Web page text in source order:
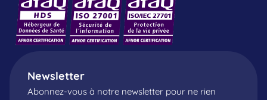
Newsletter
Abonnez-vous à notre newsletter pour ne rien